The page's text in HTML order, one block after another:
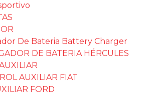
De Bateria Battery Charger
DE BATERIA HÉRCULES
AUXILIAR FIAT
FORD